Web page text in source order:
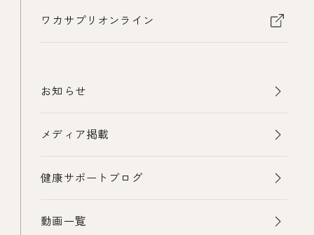
ワカサプリオンライン
お知らせ
メディア掲載
健康サポートブログ
動画一覧